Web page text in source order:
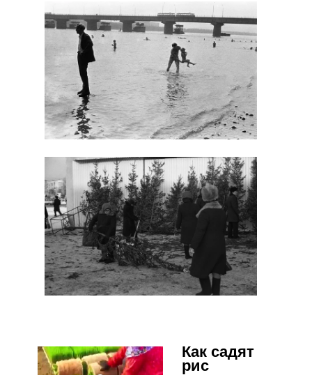
Как садят
рис